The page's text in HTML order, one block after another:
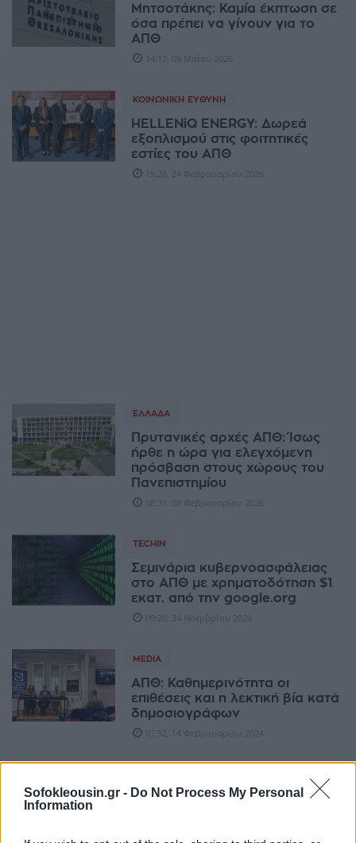
Sofokleousin.gr - Do Not Process My Personal
Information
Μητσοτάκης: Καμία έκπτωση σε
όσα πρέπει να γίνουν για το
ΑΠΘ
14:12, 09 Μαΐου 2026
ΚΟΙΝΩΝΙΚΉ ΕΥΘΎΝΗ
HELLENiQ ENERGY: Δωρεά
εξοπλισμού στις φοιτητικές
εστίες του ΑΠΘ
15:28, 24 Φεβρουαρίου 2026
ΕΛΛΆΔΑ
Πρυτανικές αρχές ΑΠΘ: Ίσως
ήρθε η ώρα για ελεγχόμενη
πρόσβαση στους χώρους του
Πανεπιστημίου
08:31, 08 Φεβρουαρίου 2026
TECHIN
Σεμινάρια κυβερνοασφάλειας
στο ΑΠΘ με χρηματοδότηση $1
εκατ. από την google.org
09:20, 24 Νοεμβρίου 2024
MEDIA
ΑΠΘ: Καθημερινότητα οι
επιθέσεις και η λεκτική βία κατά
δημοσιογράφων
07:52, 14 Φεβρουαρίου 2024
Ο ταχύτερος στον κόσμο